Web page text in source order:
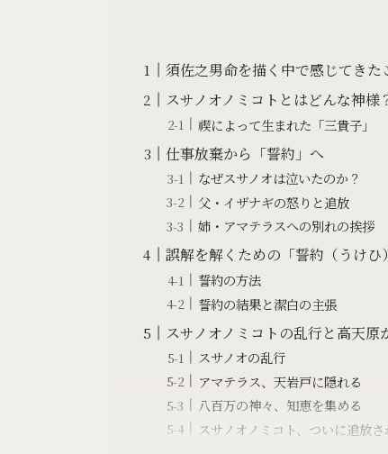
須佐之男命を描く中で感じてきた
スサノオノミコトとはどんな神様
禊によって生まれた「三貴子」
仕事放棄から「誓約」へ
なぜスサノオは泣いたのか？
父・イザナギの怒りと追放
姉・アマテラスへの別れの挨拶
誤解を解くための「誓約（うけひ
誓約の方法
誓約の結果と潔白の主張
スサノオノミコトの乱行と高天原
スサノオの乱行
アマテラス、天岩戸に隠れる
八百万の神々、知恵を集める
スサノオノミコト、ついに追放さ